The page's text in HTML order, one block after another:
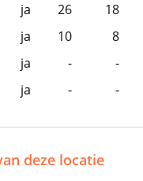
ja 26 18
ja 10 8
ja - -
ja - -
deze locatie